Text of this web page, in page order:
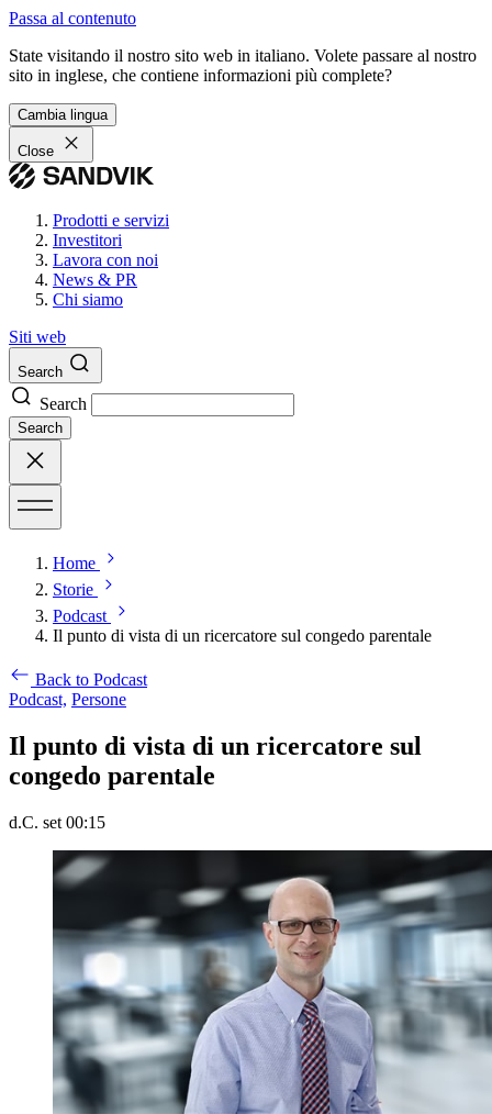
Passa al contenuto
State visitando il nostro sito web in italiano. Volete passare al nostro
sito in inglese, che contiene informazioni più complete?
Cambia lingua
Close
Prodotti e servizi
Investitori
Lavora con noi
News & PR
Chi siamo
Siti web
Search
Search
Search
Home
Storie
Podcast
Il punto di vista di un ricercatore sul congedo parentale
Back to Podcast
Podcast, Persone
Il punto di vista di un ricercatore sul
congedo parentale
d.C. set 00:15